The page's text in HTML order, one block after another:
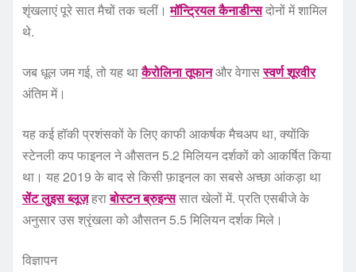
शृंखलाएं पूरे सात मैचों तक चलीं।मॉन्ट्रियल कैनाडीन्सदोनों में शामिल
थे.
जब धूल जम गई, तो यह थाकैरोलिना तूफानऔर वेगासस्वर्ण शूरवीर
अंतिम में।
यह कई हॉकी प्रशंसकों के लिए काफी आकर्षक मैचअप था, क्योंकि
स्टेनली कप फाइनल ने औसतन 5.2 मिलियन दर्शकों को आकर्षित किया
था। यह 2019 के बाद से किसी फ़ाइनल का सबसे अच्छा आंकड़ा था
सेंट लुइस ब्लूज़हराबोस्टन ब्रुइन्ससात खेलों में. प्रति एसबीजे के
अनुसार उस श्रृंखला को औसतन 5.5 मिलियन दर्शक मिले।
विज्ञापन